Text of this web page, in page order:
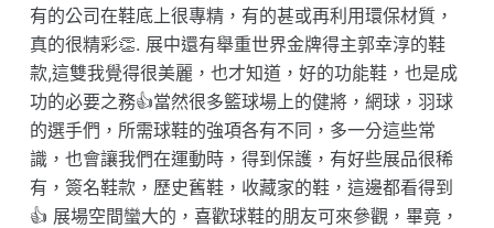
有的公司在鞋底上很專精，有的甚或再利用環保材質，
真的很精彩👏. 展中還有舉重世界金牌得主郭幸淳的鞋
款,這雙我覺得很美麗，也才知道，好的功能鞋，也是成
功的必要之務👍當然很多籃球場上的健將，網球，羽球
的選手們，所需球鞋的強項各有不同，多一分這些常
識，也會讓我們在運動時，得到保護，有好些展品很稀
有，簽名鞋款，歷史舊鞋，收藏家的鞋，這邊都看得到
👍 展場空間蠻大的，喜歡球鞋的朋友可來參觀，畢竟，